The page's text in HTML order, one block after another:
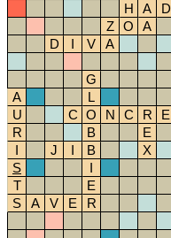
H A D
Z
O A
D
I V A
G
A
L
U
C O N C R E
R
B E
I
J I B X
S
I
T
E
S
A V E R